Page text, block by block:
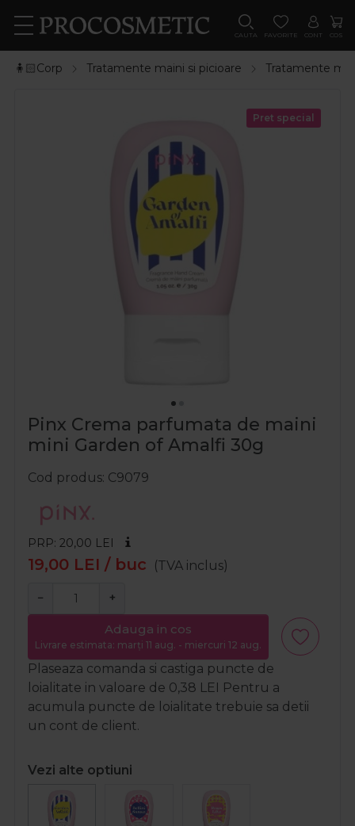
CAUTA FAVORITE CONT COS
🧍🏻Corp Tratamente maini si picioare Tratamente
Pret special
Pinx Crema parfumata de maini
mini Garden of Amalfi 30g
Cod produs C9079
PRP: 20,00 LEI
19,00 LEI / buc (TVA inclus)
− +
Adauga in cos
Livrare estimata: marți 11 aug. - miercuri 12 aug.
Plaseaza comanda si castiga puncte de
loialitate in valoare de 0,38 LEI Pentru a
acumula puncte de loialitate trebuie sa detii
un cont de client.
Vezi alte optiuni